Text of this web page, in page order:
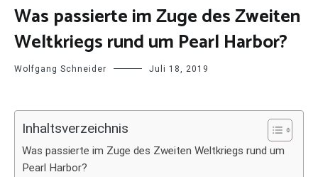
Was passierte im Zuge des Zweiten
Weltkriegs rund um Pearl Harbor?
Wolfgang Schneider Juli 18, 2019
Inhaltsverzeichnis
Was passierte im Zuge des Zweiten Weltkriegs rund um
Pearl Harbor?